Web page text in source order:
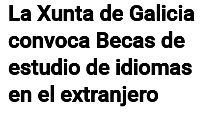
La Xunta de Galicia
convoca Becas de
estudio de idiomas
en el extranjero